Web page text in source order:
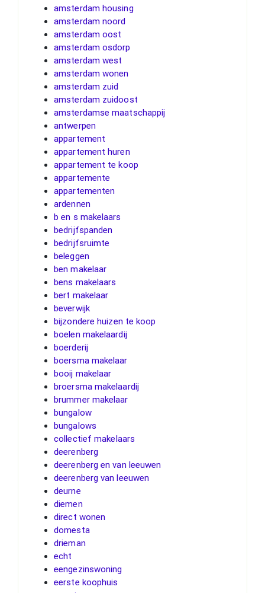
amsterdam housing
amsterdam noord
amsterdam oost
amsterdam osdorp
amsterdam west
amsterdam wonen
amsterdam zuid
amsterdam zuidoost
amsterdamse maatschappij
antwerpen
appartement
appartement huren
appartement te koop
appartemente
appartementen
ardennen
b en s makelaars
bedrijfspanden
bedrijfsruimte
beleggen
ben makelaar
bens makelaars
bert makelaar
beverwijk
bijzondere huizen te koop
boelen makelaardij
boerderij
boersma makelaar
booij makelaar
broersma makelaardij
brummer makelaar
bungalow
bungalows
collectief makelaars
deerenberg
deerenberg en van leeuwen
deerenberg van leeuwen
deurne
diemen
direct wonen
domesta
drieman
echt
eengezinswoning
eerste koophuis